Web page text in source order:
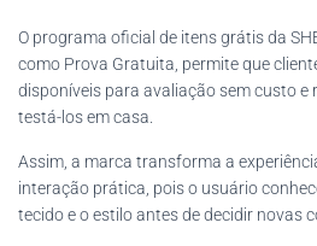
O programa oficial de itens grátis da
como Prova Gratuita, permite que
disponíveis para avaliação sem custo e
testá-los em casa.
Assim, a marca transforma a
interação prática, pois o usuário
tecido e o estilo antes de decidir novas